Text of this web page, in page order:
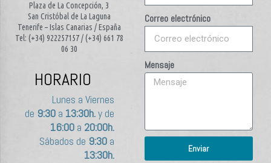
Plaza de La Concepción, 3
San Cristóbal de La Laguna
Tenerife – Islas Canarias / España
Tel: (+34) 922257157 / (+34) 661 78
06 30
HORARIO
Lunes a Viernes
de 9:30a 13:30h.y de
16:00a 20:00h.
Sábados de 9:30a
13:30h.
Correo electrónico
Mensaje
Enviar